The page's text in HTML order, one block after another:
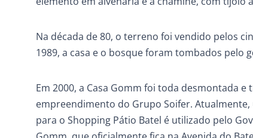
Na década de 80, o terreno foi vendido pelos
1989, a casa e o bosque foram tombados pelo
Em 2000, a Casa Gomm foi toda desmontada
empreendimento do Grupo Soifer. Atualmente,
para o Shopping Pátio Batel é utilizado pelo